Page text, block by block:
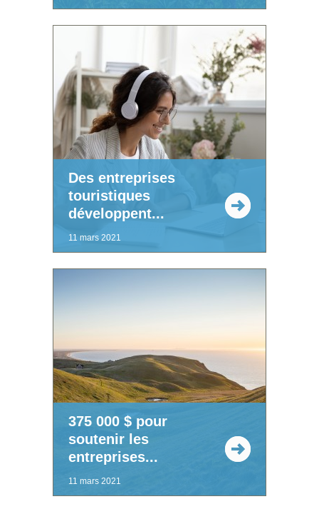
Des entreprises
touristiques
développent...
11 mars 2021
375 000 $ pour
soutenir les
entreprises...
11 mars 2021